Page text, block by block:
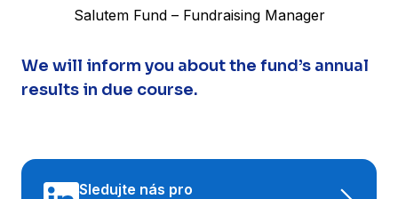
Salutem Fund – Fundraising Manager
We will inform you about the fund’s annual
results in due course.
Sledujte nás pro